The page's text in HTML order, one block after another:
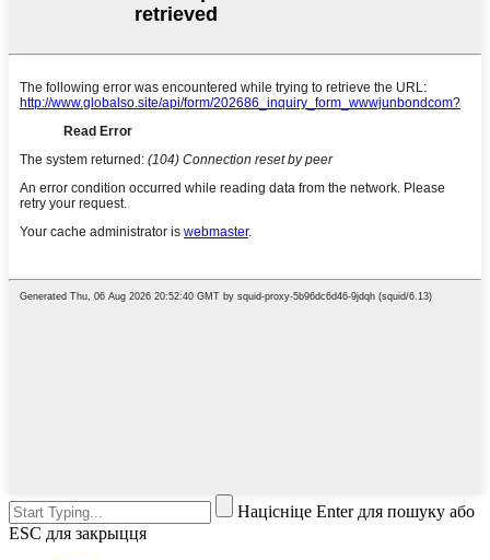
Націсніце Enter для пошуку або
ESC для закрыцця